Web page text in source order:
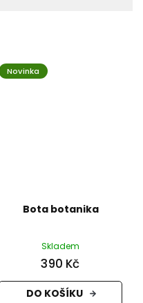
Novinka
Bota botanika
Skladem
390 Kč
DO KOŠÍKU